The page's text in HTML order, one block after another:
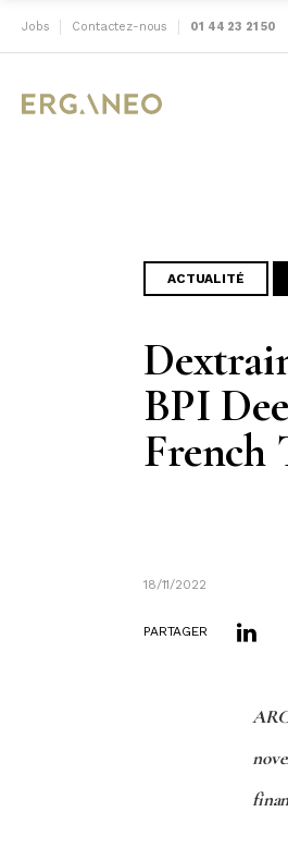
Jobs Contactez-nous 01 44 23 21 50
ACTUALITÉ
BPI
French
18/11/2022
PARTAGER